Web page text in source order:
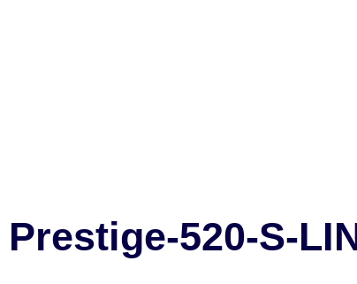
Prestige-520-S-